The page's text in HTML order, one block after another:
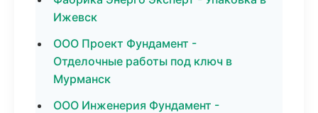
Ижевск
ООО Проект Фундамент -
Отделочные работы под ключ в
Мурманск
ООО Инженерия Фундамент -